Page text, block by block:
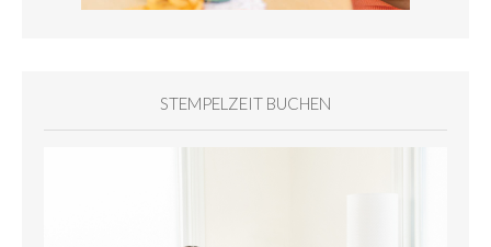
STEMPELZEIT BUCHEN